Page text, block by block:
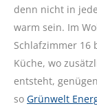
denn nicht in
warm sein. Im
Schlafzimmer 16
Küche, wo
entsteht,
so Grünwelt